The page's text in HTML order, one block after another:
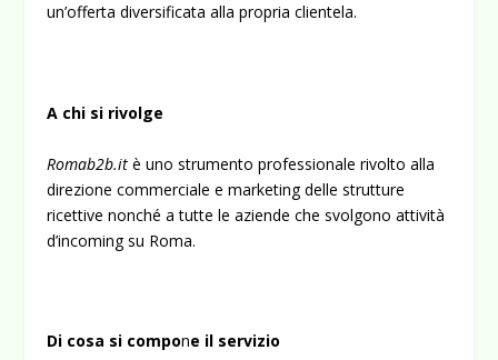
un’offerta diversificata alla propria clientela.
A chi si rivolge
Romab2b.itè uno strumento professionale rivolto alla
direzio­ne commerciale e marketing delle strutture
ricettive nonché a tutte le aziende che svolgono attività
d’incoming su Roma.
Di cosa si compone il servizio